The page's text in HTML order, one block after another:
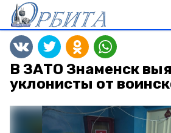
В ЗАТО Знаменск
уклонисты от